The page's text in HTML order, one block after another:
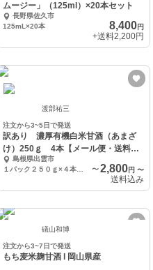
ムージー」（125ml）×20本セット
長野県佐久市
125mL×20本
8,400円
+送料2,200円
渡部祐三
注文から3~5日で発送
訳あり 濃厚有機白米甘酒（あまざ
け）250ｇ 4本【メール便・送料込
み】島根県出雲市
１パック２５０ｇ×４本セット
〜 2,800円 〜
送料込み
礒山和博
注文から3~7日で発送
もち麦米麹甘酒 l 岡山県産